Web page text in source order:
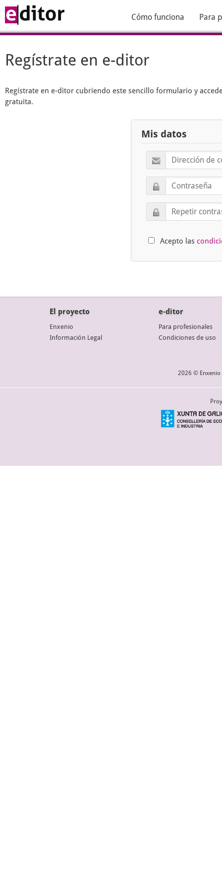
Cómo funciona Para
Regístrate en e-ditor
Regístrate en e-ditor cubriendo este sencillo formulario y
gratuita.
Mis datos
Acepto las
El proyecto
Enxenio
Información Legal
e-ditor
Para profesionales
Condiciones de uso
2026 © Enxenio